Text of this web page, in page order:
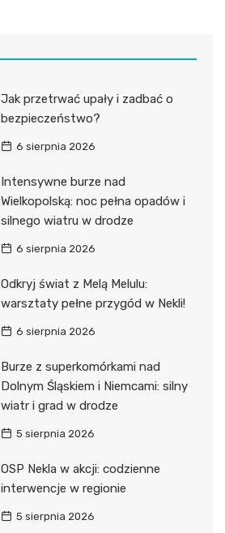
Jak przetrwać upały i zadbać o
bezpieczeństwo?
6 sierpnia 2026
Intensywne burze nad
Wielkopolską: noc pełna opadów i
silnego wiatru w drodze
6 sierpnia 2026
Odkryj świat z Melą Melulu:
warsztaty pełne przygód w Nekli!
6 sierpnia 2026
Burze z superkomórkami nad
Dolnym Śląskiem i Niemcami: silny
wiatr i grad w drodze
5 sierpnia 2026
OSP Nekla w akcji: codzienne
interwencje w regionie
5 sierpnia 2026